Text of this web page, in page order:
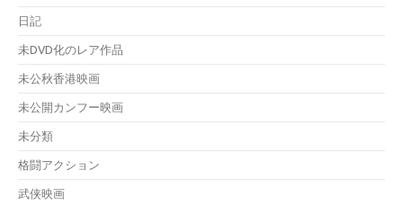
日記
未DVD化のレア作品
未公秋香港映画
未公開カンフー映画
未分類
格闘アクション
武侠映画